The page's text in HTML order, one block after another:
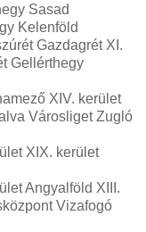
Sasad
Kelenföld
Gazdagrét XI.
Gellérthegy
XIV. kerület
Városliget Zugló
XIX. kerület
Angyalföld XIII.
Vizafogó